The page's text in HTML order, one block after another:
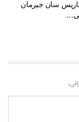
سان جيرمان